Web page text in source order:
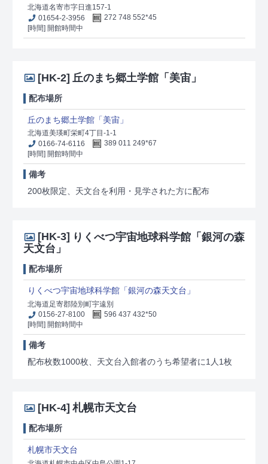
北海道名寄市字日進157-1
01654-2-3956
272 748 552*45
[時間] 開館時間中
[HK-2] 丘のまち郷土学館「美宙」
配布場所
丘のまち郷土学館「美宙」
北海道美瑛町栄町4丁目-1-1
0166-74-6116
389 011 249*67
[時間] 開館時間中
備考
200枚限定、天文台を利用・見学された方に配布
[HK-3] りくべつ宇宙地球科学館「銀河の森
天文台」
配布場所
りくべつ宇宙地球科学館「銀河の森天文台」
北海道足寄郡陸別町宇遠別
0156-27-8100
596 437 432*50
[時間] 開館時間中
備考
配布枚数1000枚、天文台入館者のうち希望者に1人1枚
[HK-4] 札幌市天文台
配布場所
札幌市天文台